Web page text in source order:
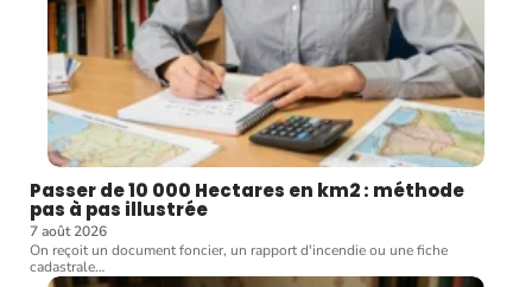
Passer de 10 000 Hectares en km2 : méthode
pas à pas illustrée
7 août 2026
On reçoit un document foncier, un rapport d'incendie ou une fiche
cadastrale…